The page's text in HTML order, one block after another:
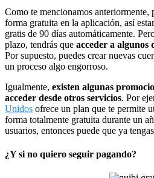
Como te mencionamos anteriormente,
forma gratuita en la aplicación, así
gratis de 90 días automáticamente.
plazo, tendrás que acceder a algunos
Por supuesto, puedes crear nuevas
un proceso algo engorroso.
Igualmente, existen algunas
acceder desde otros servicios. Por
Unidos ofrece un plan que te permite
forma totalmente gratuita durante un
usuarios, entonces puede que ya
¿Y si no quiero seguir pagando?